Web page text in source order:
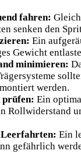
fahren:
senken den
Ein
Gewicht
minimieren:
werden.
prüfen: Ein
Rollwiderstand
Ein
gefährlich